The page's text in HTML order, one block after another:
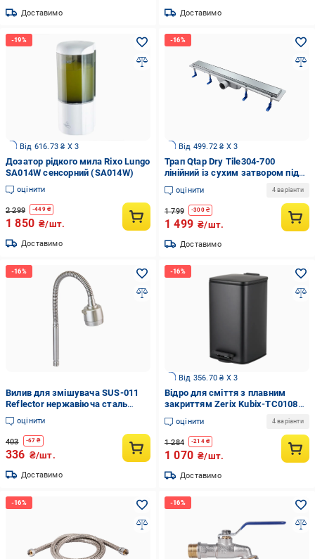
Доставимо Доставимо
Від 616.73 ₴ X 3
Дозатор рідкого мила Rixo Lungo
SA014W сенсорний (SA014W)
оцінити
2 299 -449₴
1 850 ₴/шт.
Доставимо
Від 499.72 ₴ X 3
Трап Qtap Dry Tile304-700
лінійний із сухим затвором під
плитку 700 мм
оцінити 4 варіанти
1 799 -300₴
1 499 ₴/шт.
Доставимо
Вилив для змішувача SUS-011
Reflector нержавіюча сталь
SUS304 (CH0341)
оцінити
403 -67 ₴
336 ₴/шт.
Доставимо
Від 356.70 ₴ X 3
Відро для сміття з плавним
закриттям Zerix Kubix-TC0108
квадратне 8 л Чорний (ZX5892)
оцінити 4 варіанти
1 284 -214₴
1 070 ₴/шт.
Доставимо